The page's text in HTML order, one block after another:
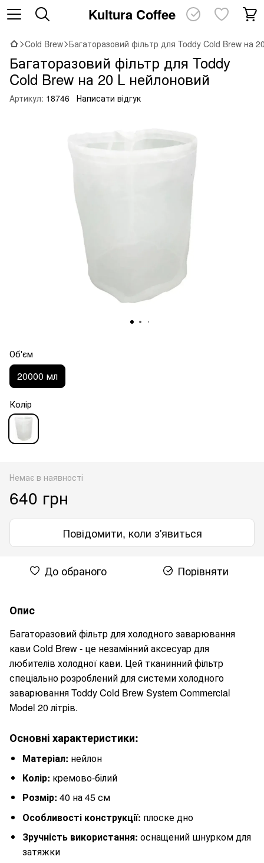
Kultura Coffee
Cold Brew Багаторазовий фільтр для Toddy Cold Brew на
Багаторазовий фільтр для Toddy
Cold Brew на 20 L нейлоновий
Артикул: 18746 Написати відгук
Об'єм
20000 мл
Колір
Немає в наявності
640 грн
Повідомити, коли з'явиться
До обраного Порівняти
Опис
Багаторазовий фільтр для холодного заварювання
кави Cold Brew - це незамінний аксесуар для
любителів холодної кави. Цей тканинний фільтр
спеціально розроблений для системи холодного
заварювання Toddy Cold Brew System Commercial
Model 20 літрів.
Основні характеристики:
Матеріал: нейлон
Колір: кремово-білий
Розмір: 40 на 45 см
Особливості конструкції: плоске дно
Зручність використання: оснащений шнурком для
затяжки